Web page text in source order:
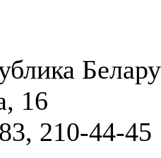
16
210-44-45